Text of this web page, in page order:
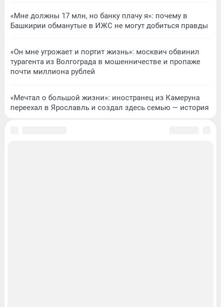
«Мне должны 17 млн, но банку плачу я»: почему в
Башкирии обманутые в ИЖС не могут добиться правды
«Он мне угрожает и портит жизнь»: москвич обвинил
турагента из Волгограда в мошенничестве и пропаже
почти миллиона рублей
«Мечтал о большой жизни»: иностранец из Камеруна
переехал в Ярославль и создал здесь семью — история